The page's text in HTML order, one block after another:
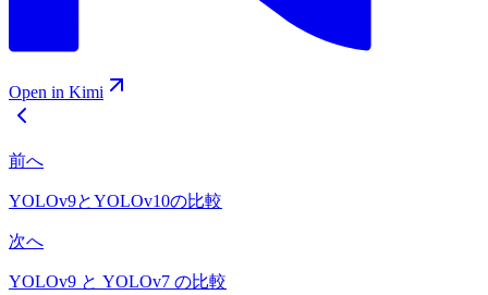
Open in Kimi
前へ
YOLOv9とYOLOv10の比較
次へ
YOLOv9 と YOLOv7 の比較